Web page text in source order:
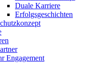
Duale Karriere
Erfolgsgeschichten
Engagement